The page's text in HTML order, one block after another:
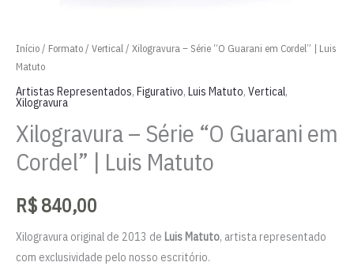
Início/ Formato/ Vertical/ Xilogravura – Série “O Guarani em Cordel” | Luis
Matuto
Artistas Representados, Figurativo, Luis Matuto, Vertical,
Xilogravura
Xilogravura – Série “O Guarani em
Cordel” | Luis Matuto
R$840,00
Xilogravura original de 2013 de Luis Matuto, artista representado
com exclusividade pelo nosso escritório.